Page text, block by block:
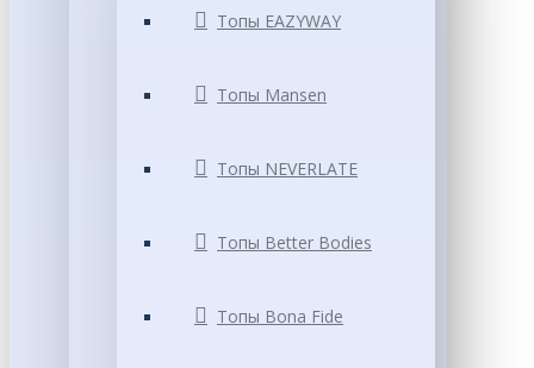
Топы EAZYWAY
Топы Mansen
Топы NEVERLATE
Топы Better Bodies
Топы Bona Fide